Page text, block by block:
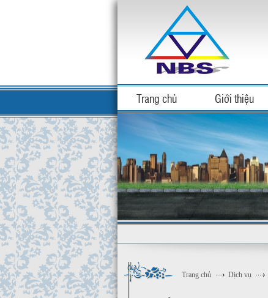
Trang chủ Giới thiệu
Trang chủ Dịch vụ